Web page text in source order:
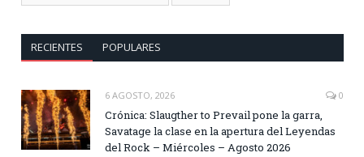
RECIENTES POPULARES
6 AGOSTO, 2026 0
Crónica: Slaugther to Prevail pone la garra,
Savatage la clase en la apertura del Leyendas
del Rock – Miércoles – Agosto 2026